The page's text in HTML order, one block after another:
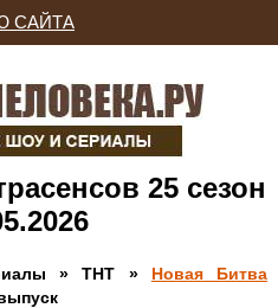
25 сезон
» ТНТ » Новая Битва
САЙТА